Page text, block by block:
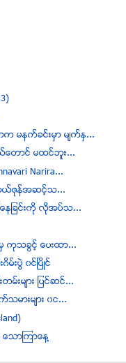
က မနက္ခင္းမွာ မ်က္နွ...
ယ္ေတာင္ မထင္ဘူး...
Narira...
ာယ္ဇုန္အဆင့္သ...
ေနျခင္းကို လိုအပ္သ...
သခြင့္ ေပးထာ...
းပြဲ ၀င္ၿပိဳင္
းမ်ား ျပင္ဆင္...
သမားမ်ား ၀င...
သာၾကာေန႔